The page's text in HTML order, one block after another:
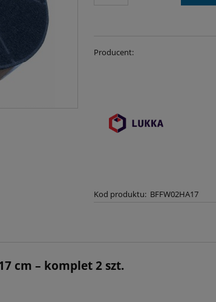
Producent:
Kod produktu: BFFW02HA17
cm – komplet 2 szt.